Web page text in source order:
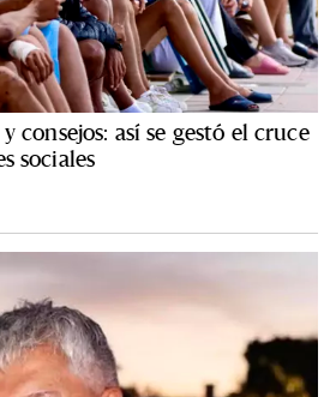
consejos: así se gestó el cruce
sociales